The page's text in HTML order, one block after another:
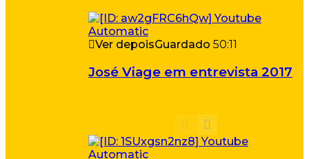
Ver depoisGuardado 50:11
José Viage em entrevista 2017